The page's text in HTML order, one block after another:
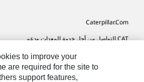
Caterpillar.com
CAT التواصل من أجل خدمة المعدات ودعم
تفضيلات التسويق الخاصة بي
خريطة الموقع
to improve your
are required for the site to
support features,